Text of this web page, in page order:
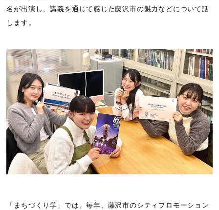
名が出演し、講義を通じて感じた藤沢市の魅力などについて話
します。
「まちづくり学」では、毎年、藤沢市のシティプロモーション